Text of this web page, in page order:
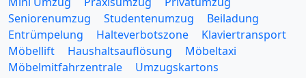
Seniorenumzug
Studentenumzug
Beiladung
Entrümpelung
Halteverbotszone
Klaviertransport
Möbellift
Haushaltsauflösung
Möbeltaxi
Möbelmitfahrzentrale
Umzugskartons